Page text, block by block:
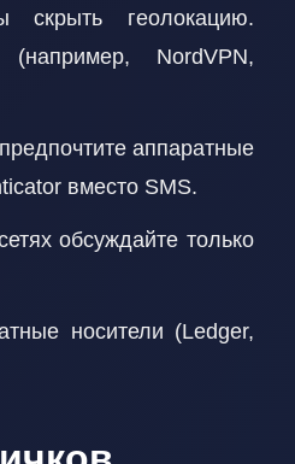
скрыть геолокацию.
NordVPN,
аппаратные
вместо SMS.
обсуждайте только
носители (Ledger,